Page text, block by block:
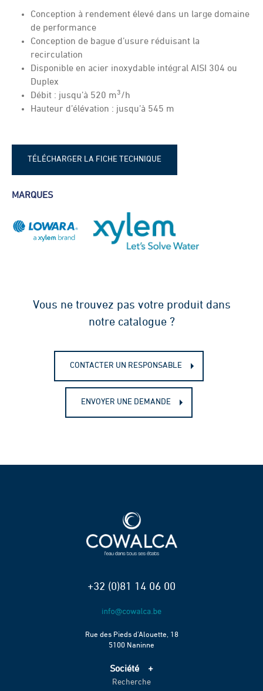
Conception à rendement élevé dans un large domaine
de performance
Conception de bague d’usure réduisant la
recirculation
Disponible en acier inoxydable intégral AISI 304 ou
Duplex
Débit : jusqu’à 520 m3/h
Hauteur d’élévation : jusqu’à 545 m
TÉLÉCHARGER LA FICHE TECHNIQUE
MARQUES
Vous ne trouvez pas votre produit dans
notre catalogue ?
CONTACTER UN RESPONSABLE
ENVOYER UNE DEMANDE
+32 (0)81 14 06 00
Rue des Pieds d’Alouette, 18
5100 Naninne
Société
Accueil
Recherche